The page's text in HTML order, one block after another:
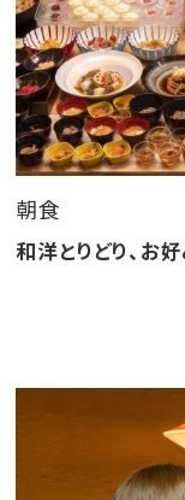
「アルコール飲
分/1,680円
「鮑の踊り焼き
「伊勢海老酒蒸
「富士山牛の陶
※追加料理のご注
都合により承る事
※消費税込 1名
★朝食
朝食
和洋とりどり、お